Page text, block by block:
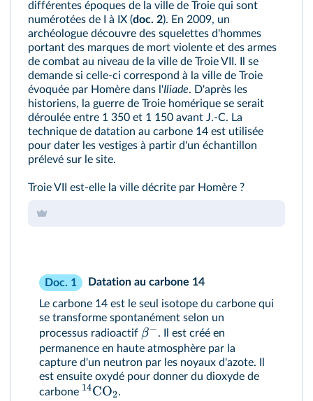
différentes époques de la ville de Troie qui sont
numérotées de I à IX (doc. 2). En 2009, un
archéologue découvre des squelettes d'hommes
portant des marques de mort violente et des armes
de combat au niveau de la ville de Troie VII. Il se
demande si celle-ci correspond à la ville de Troie
évoquée par Homère dans l'Iliade. D'après les
historiens, la guerre de Troie homérique se serait
déroulée entre 1 350 et 1 150 avant J.-C. La
technique de datation au carbone 14 est utilisée
pour dater les vestiges à partir d'un échantillon
prélevé sur le site.
Troie VII est-elle la ville décrite par Homère ?
Doc. 1
Datation au carbone 14
Le carbone 14 est le seul isotope du carbone qui
se transforme spontanément selon un
processus radioactif β−. Il est créé en
permanence en haute atmosphère par la
capture d'un neutron par les noyaux d'azote. Il
est ensuite oxydé pour donner du dioxyde de
carbone 14CO2.